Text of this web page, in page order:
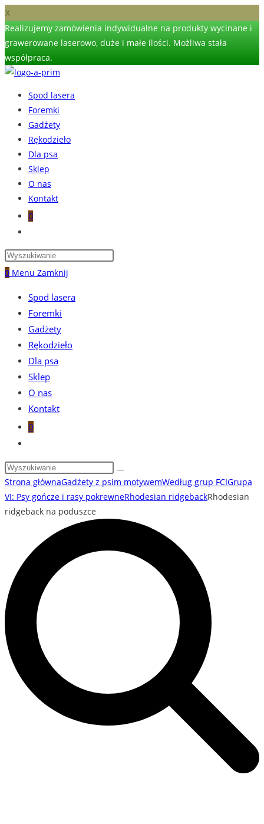
X
Realizujemy zamówienia indywidualne na produkty wycinane i
grawerowane laserowo, duże i małe ilości. Możliwa stała
współpraca.
Skip
content
Spod lasera
Foremki
Gadżety
Rękodzieło
Dla psa
Sklep
O nas
Kontakt
0
search
0 Menu Zamknij
Spod lasera
Foremki
Gadżety
Rękodzieło
Dla psa
Sklep
O nas
Kontakt
0
website
search
Strona głównaGadżety z psim motywemWedług grup FCIGrupa
VI: Psy gończe i rasy pokrewneRhodesian ridgebackRhodesian
ridgeback na poduszce